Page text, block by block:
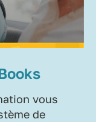
vous
de